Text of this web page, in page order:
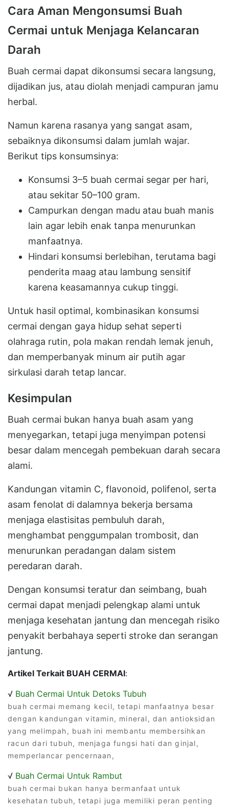
Cara Aman Mengonsumsi Buah
Cermai untuk Menjaga Kelancaran
Darah
Buah cermai dapat dikonsumsi secara langsung,
dijadikan jus, atau diolah menjadi campuran jamu
herbal.
Namun karena rasanya yang sangat asam,
sebaiknya dikonsumsi dalam jumlah wajar.
Berikut tips konsumsinya:
Konsumsi 3–5 buah cermai segar per hari,
atau sekitar 50–100 gram.
Campurkan dengan madu atau buah manis
lain agar lebih enak tanpa menurunkan
manfaatnya.
Hindari konsumsi berlebihan, terutama bagi
penderita maag atau lambung sensitif
karena keasamannya cukup tinggi.
Untuk hasil optimal, kombinasikan konsumsi
cermai dengan gaya hidup sehat seperti
olahraga rutin, pola makan rendah lemak jenuh,
dan memperbanyak minum air putih agar
sirkulasi darah tetap lancar.
Kesimpulan
Buah cermai bukan hanya buah asam yang
menyegarkan, tetapi juga menyimpan potensi
besar dalam mencegah pembekuan darah secara
alami.
Kandungan vitamin C, flavonoid, polifenol, serta
asam fenolat di dalamnya bekerja bersama
menjaga elastisitas pembuluh darah,
menghambat penggumpalan trombosit, dan
menurunkan peradangan dalam sistem
peredaran darah.
Dengan konsumsi teratur dan seimbang, buah
cermai dapat menjadi pelengkap alami untuk
menjaga kesehatan jantung dan mencegah risiko
penyakit berbahaya seperti stroke dan serangan
jantung.
Artikel Terkait BUAH CERMAI:
√ Buah Cermai Untuk Detoks Tubuh
buah cermai memang kecil, tetapi manfaatnya besar
dengan kandungan vitamin, mineral, dan antioksidan
yang melimpah, buah ini membantu membersihkan
racun dari tubuh, menjaga fungsi hati dan ginjal,
memperlancar pencernaan,
√ Buah Cermai Untuk Rambut
buah cermai bukan hanya bermanfaat untuk
kesehatan tubuh, tetapi juga memiliki peran penting